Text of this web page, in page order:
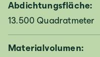
Abdichtungsfläche:
13.500 Quadratmeter
Materialvolumen:
Deutschland
Deutsch